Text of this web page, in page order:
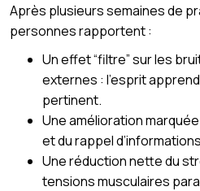
Après plusieurs semaines de
personnes rapportent :
Un effet “filtre” sur les
externes : l’esprit
pertinent.
Une amélioration
et du rappel
Une réduction nette du
tensions musculaires